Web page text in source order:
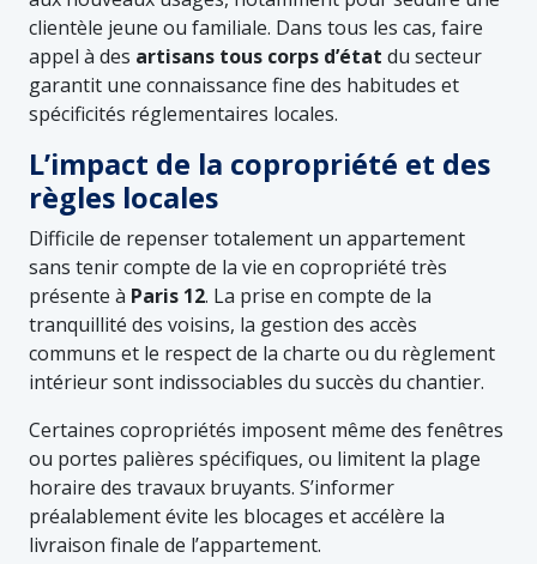
clientèle jeune ou familiale. Dans tous les cas, faire
appel à des artisans tous corps d’état du secteur
garantit une connaissance fine des habitudes et
spécificités réglementaires locales.
L’impact de la copropriété et des
règles locales
Difficile de repenser totalement un appartement
sans tenir compte de la vie en copropriété très
présente à Paris 12. La prise en compte de la
tranquillité des voisins, la gestion des accès
communs et le respect de la charte ou du règlement
intérieur sont indissociables du succès du chantier.
Certaines copropriétés imposent même des fenêtres
ou portes palières spécifiques, ou limitent la plage
horaire des travaux bruyants. S’informer
préalablement évite les blocages et accélère la
livraison finale de l’appartement.